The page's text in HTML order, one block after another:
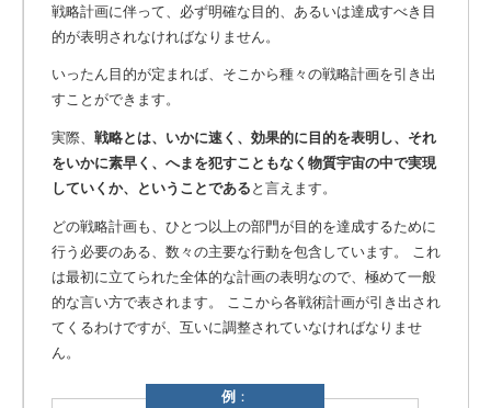
戦略計画に伴って、必ず明確な目的、あるいは達成すべき目
的が表明されなければなりません。
いったん目的が定まれば、そこから種々の戦略計画を引き出
すことができます。
実際、 戦略とは、いかに速く、効果的に目的を表明し、それ
をいかに素早く、へまを犯すこともなく物質宇宙の中で実現
していくか、ということである と言えます。
どの戦略計画も、ひとつ以上の部門が目的を達成するために
行う必要のある、数々の主要な行動を包含しています。 これ
は最初に立てられた全体的な計画の表明なので、極めて一般
的な言い方で表されます。 ここから各戦術計画が引き出され
てくるわけですが、互いに調整されていなければなりませ
ん。
例 ：